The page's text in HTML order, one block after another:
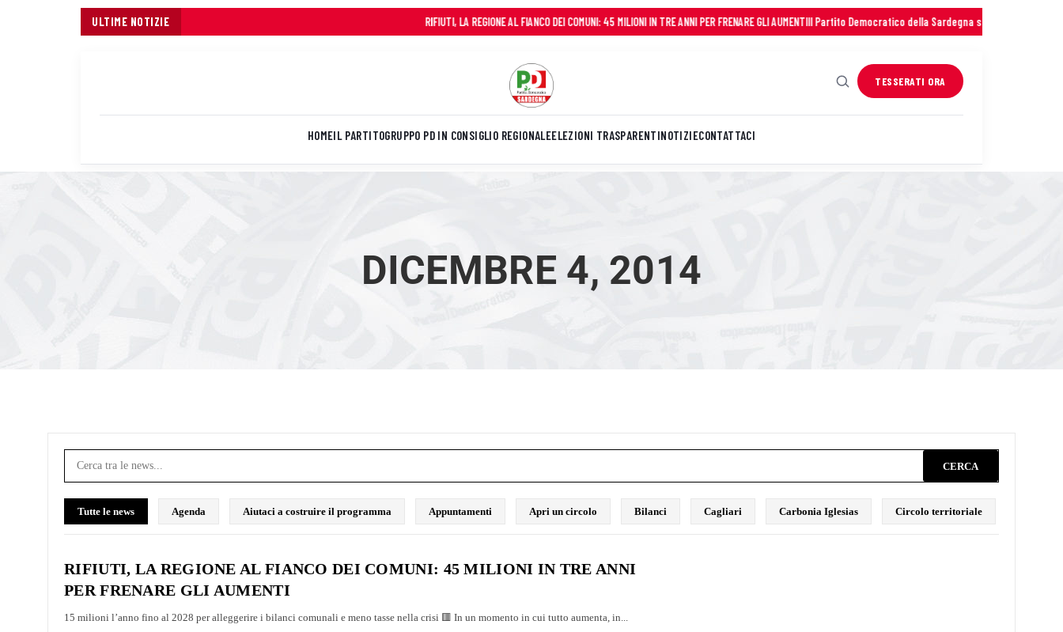
ULTIME NOTIZIE RIFIUTI, LA REGIONE AL FIANCO DEI COMUNI: 45 MILIONI IN TRE ANNI PER FRENARE GLI AUMENTIIl Partito Democratico della Sardegna saluta con profonda
HOMEIL PARTITOGRUPPO PD IN CONSIGLIO REGIONALEELEZIONI TRASPARENTINOTIZIECONTATTACI
TESSERATI ORA
DICEMBRE 4, 2014
CERCA
Tutte le news Agenda Aiutaci a costruire il programma Appuntamenti Apri un circolo Bilanci Cagliari Carbonia Iglesias Circolo territoriale
RIFIUTI, LA REGIONE AL FIANCO DEI COMUNI: 45 MILIONI IN TRE ANNI
PER FRENARE GLI AUMENTI
15 milioni l’anno fino al 2028 per alleggerire i bilanci comunali e meno tasse nella crisi 🟥 In un momento in cui tutto aumenta, in...